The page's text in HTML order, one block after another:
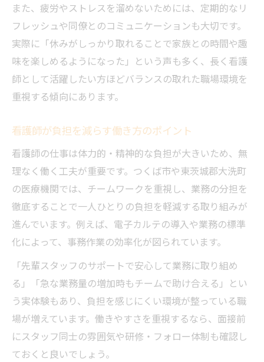
また、疲労やストレスを溜めないためには、定期的なリ
フレッシュや同僚とのコミュニケーションも大切です。
実際に「休みがしっかり取れることで家族との時間や趣
味を楽しめるようになった」という声も多く、長く看護
師として活躍したい方ほどバランスの取れた職場環境を
重視する傾向にあります。
看護師が負担を減らす働き方のポイント
看護師の仕事は体力的・精神的な負担が大きいため、無
理なく働く工夫が重要です。つくば市や東茨城郡大洗町
の医療機関では、チームワークを重視し、業務の分担を
徹底することで一人ひとりの負担を軽減する取り組みが
進んでいます。例えば、電子カルテの導入や業務の標準
化によって、事務作業の効率化が図られています。
「先輩スタッフのサポートで安心して業務に取り組め
る」「急な業務量の増加時もチームで助け合える」とい
う実体験もあり、負担を感じにくい環境が整っている職
場が増えています。働きやすさを重視するなら、面接前
にスタッフ同士の雰囲気や研修・フォロー体制も確認し
ておくと良いでしょう。